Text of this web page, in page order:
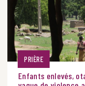
PRIÈRE
Enfants enlevés,